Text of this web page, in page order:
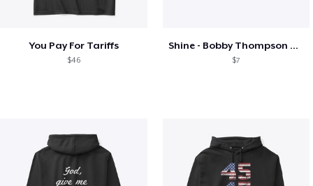
You Pay For Tariffs
$46
Shine - Bobby Thompson Band Merch
$7